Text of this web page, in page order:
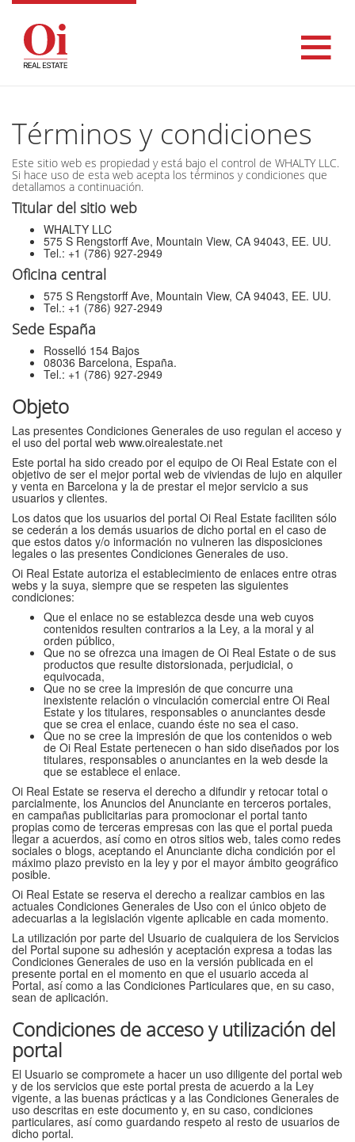
Términos y condiciones
Este sitio web es propiedad y está bajo el control de WHALTY LLC.
Si hace uso de esta web acepta los términos y condiciones que
detallamos a continuación.
Titular del sitio web
WHALTY LLC
575 S Rengstorff Ave, Mountain View, CA 94043, EE. UU.
Tel.: +1 (786) 927-2949
Oficina central
575 S Rengstorff Ave, Mountain View, CA 94043, EE. UU.
Tel.: +1 (786) 927-2949
Sede España
Rosselló 154 Bajos
08036 Barcelona, España.
Tel.: +1 (786) 927-2949
Objeto
Las presentes Condiciones Generales de uso regulan el acceso y
el uso del portal web www.oirealestate.net
Este portal ha sido creado por el equipo de Oi Real Estate con el
objetivo de ser el mejor portal web de viviendas de lujo en alquiler
y venta en Barcelona y la de prestar el mejor servicio a sus
usuarios y clientes.
Los datos que los usuarios del portal Oi Real Estate faciliten sólo
se cederán a los demás usuarios de dicho portal en el caso de
que estos datos y/o información no vulneren las disposiciones
legales o las presentes Condiciones Generales de uso.
Oi Real Estate autoriza el establecimiento de enlaces entre otras
webs y la suya, siempre que se respeten las siguientes
condiciones:
Que el enlace no se establezca desde una web cuyos
contenidos resulten contrarios a la Ley, a la moral y al
orden público,
Que no se ofrezca una imagen de Oi Real Estate o de sus
productos que resulte distorsionada, perjudicial, o
equivocada,
Que no se cree la impresión de que concurre una
inexistente relación o vinculación comercial entre Oi Real
Estate y los titulares, responsables o anunciantes desde
que se crea el enlace, cuando éste no sea el caso.
Que no se cree la impresión de que los contenidos o web
de Oi Real Estate pertenecen o han sido diseñados por los
titulares, responsables o anunciantes en la web desde la
que se establece el enlace.
Oi Real Estate se reserva el derecho a difundir y retocar total o
parcialmente, los Anuncios del Anunciante en terceros portales,
en campañas publicitarias para promocionar el portal tanto
propias como de terceras empresas con las que el portal pueda
llegar a acuerdos, así como en otros sitios web, tales como redes
sociales o blogs, aceptando el Anunciante dicha condición por el
máximo plazo previsto en la ley y por el mayor ámbito geográfico
posible.
Oi Real Estate se reserva el derecho a realizar cambios en las
actuales Condiciones Generales de Uso con el único objeto de
adecuarlas a la legislación vigente aplicable en cada momento.
La utilización por parte del Usuario de cualquiera de los Servicios
del Portal supone su adhesión y aceptación expresa a todas las
Condiciones Generales de uso en la versión publicada en el
presente portal en el momento en que el usuario acceda al
Portal, así como a las Condiciones Particulares que, en su caso,
sean de aplicación.
Condiciones de acceso y utilización del
portal
El Usuario se compromete a hacer un uso diligente del portal web
y de los servicios que este portal presta de acuerdo a la Ley
vigente, a las buenas prácticas y a las Condiciones Generales de
uso descritas en este documento y, en su caso, condiciones
particulares, así como guardando respeto al resto de usuarios de
dicho portal.